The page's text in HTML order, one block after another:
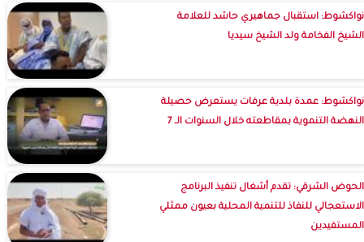
نواكشوط: استقبال جماهيري حاشد للعلامة
الشيخ الفخامة ولد الشيخ سيديا
نواكشوط: عمدة بلدية عرفات يستعرض حصيلة
النهضة التنموية بمقاطعته خلال السنوات الـ 7
الحوض الشرقي: تقدم أشغال تنفيذ البرنامج
الاستعجالي للنفاذ للتنمية المحلية بعيون ممثلي
المستفيدين